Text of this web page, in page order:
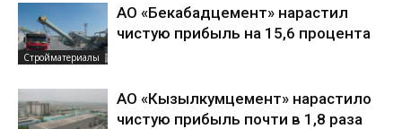
Стройматериалы
АО «Бекабадцемент» нарастил
чистую прибыль на 15,6 процента
АО «Кызылкумцемент» нарастило
чистую прибыль почти в 1,8 раза